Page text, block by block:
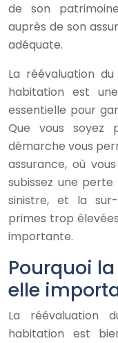
de son
auprès de son
adéquate.
La réévaluation
habitation est
essentielle pour
Que vous soyez
démarche vous
assurance, où
subissez une
sinistre, et la
primes trop
importante.
Pourquoi
elle
La réévaluation
habitation est